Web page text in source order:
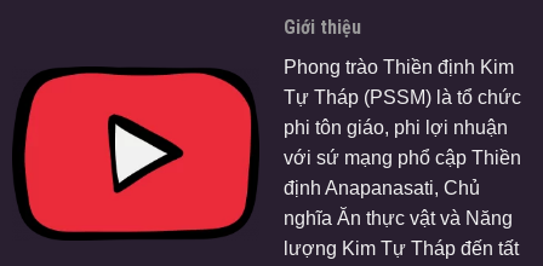
Giới thiệu
Phong trào Thiền định Kim
Tự Tháp (PSSM) là tổ chức
phi tôn giáo, phi lợi nhuận
với sứ mạng phổ cập Thiền
định Anapanasati, Chủ
nghĩa Ăn thực vật và Năng
lượng Kim Tự Tháp đến tất